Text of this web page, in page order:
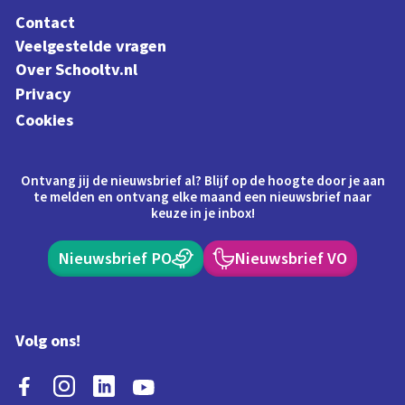
Contact
Veelgestelde vragen
Over Schooltv.nl
Privacy
Cookies
Ontvang jij de nieuwsbrief al? Blijf op de hoogte door je aan
te melden en ontvang elke maand een nieuwsbrief naar
keuze in je inbox!
Nieuwsbrief PO Nieuwsbrief VO
Volg ons!